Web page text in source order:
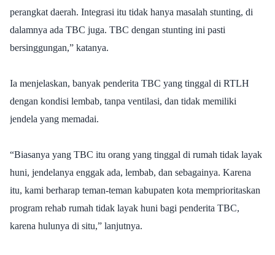
perangkat daerah. Integrasi itu tidak hanya masalah stunting, di
dalamnya ada TBC juga. TBC dengan stunting ini pasti
bersinggungan,” katanya.
Ia menjelaskan, banyak penderita TBC yang tinggal di RTLH
dengan kondisi lembab, tanpa ventilasi, dan tidak memiliki
jendela yang memadai.
“Biasanya yang TBC itu orang yang tinggal di rumah tidak layak
huni, jendelanya enggak ada, lembab, dan sebagainya. Karena
itu, kami berharap teman-teman kabupaten kota memprioritaskan
program rehab rumah tidak layak huni bagi penderita TBC,
karena hulunya di situ,” lanjutnya.